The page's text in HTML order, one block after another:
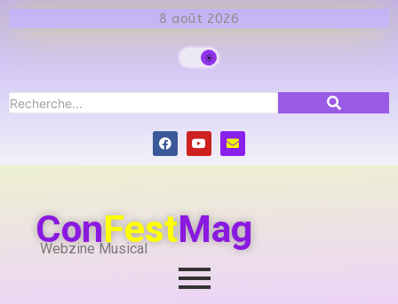
8 août 2026
ConFestMag
Webzine Musical